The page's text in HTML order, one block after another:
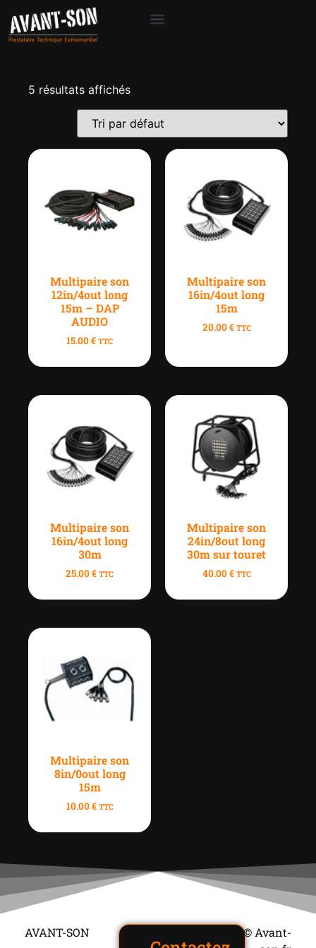
5 résultats affichés
Multipaire son
12in/4out long
15m – DAP
AUDIO
15.00€ TTC
Multipaire son
16in/4out long
15m
20.00€ TTC
Multipaire son
16in/4out long
30m
25.00€ TTC
Multipaire son
24in/8out long
30m sur touret
40.00€ TTC
Multipaire son
8in/0out long
15m
10.00€ TTC
AVANT-SON
© Avant-